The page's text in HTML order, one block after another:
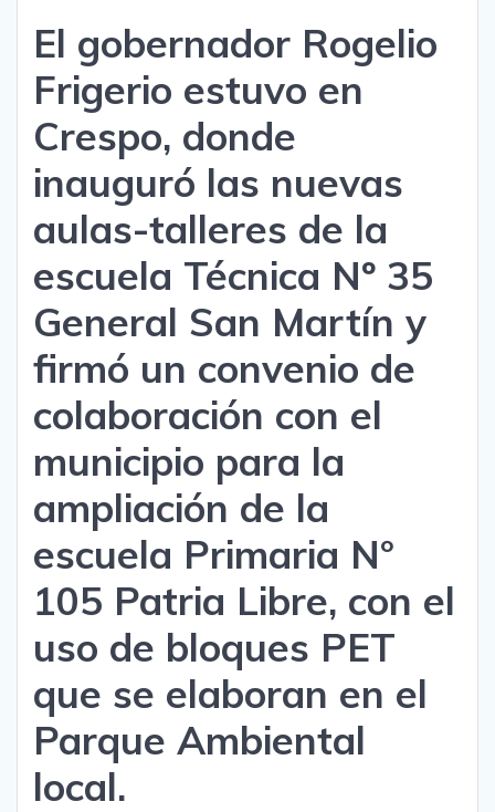
El gobernador Rogelio
Frigerio estuvo en
Crespo, donde
inauguró las nuevas
aulas-talleres de la
escuela Técnica Nº 35
General San Martín y
firmó un convenio de
colaboración con el
municipio para la
ampliación de la
escuela Primaria N°
105 Patria Libre, con el
uso de bloques PET
que se elaboran en el
Parque Ambiental
local.